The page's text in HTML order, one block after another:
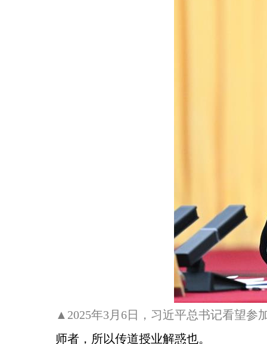
▲2025年3月6日，习近平总书记看望参
师者，所以传道授业解惑也。